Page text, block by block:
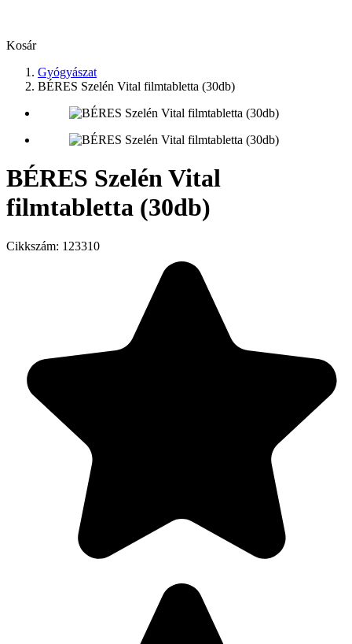
Kosár
Gyógyászat
BÉRES Szelén Vital filmtabletta (30db)
BÉRES Szelén Vital
filmtabletta (30db)
Cikkszám: 123310